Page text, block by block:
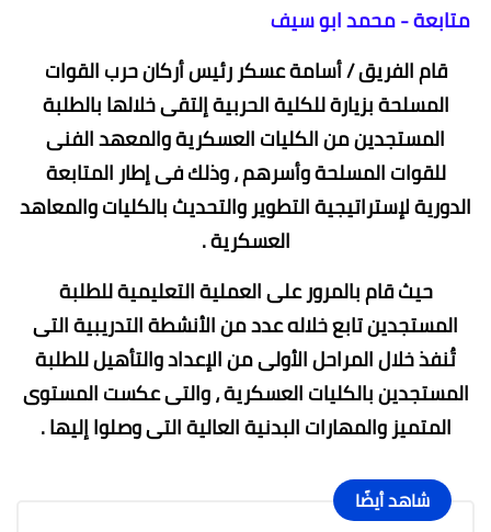
متابعة - محمد ابو سيف
قام الفريق / أسامة عسكر رئيس أركان حرب القوات
المسلحة بزيارة للكلية الحربية إلتقى خلالها بالطلبة
المستجدين من الكليات العسكرية والمعهد الفنى
للقوات المسلحة وأسرهم ، وذلك فى إطار المتابعة
الدورية لإستراتيجية التطوير والتحديث بالكليات والمعاهد
العسكرية .
حيث قام بالمرور على العملية التعليمية للطلبة
المستجدين تابع خلاله عدد من الأنشطة التدريبية التى
تُنفذ خلال المراحل الأولى من الإعداد والتأهيل للطلبة
المستجدين بالكليات العسكرية ، والتى عكست المستوى
المتميز والمهارات البدنية العالية التى وصلوا إليها .
شاهد أيضًا